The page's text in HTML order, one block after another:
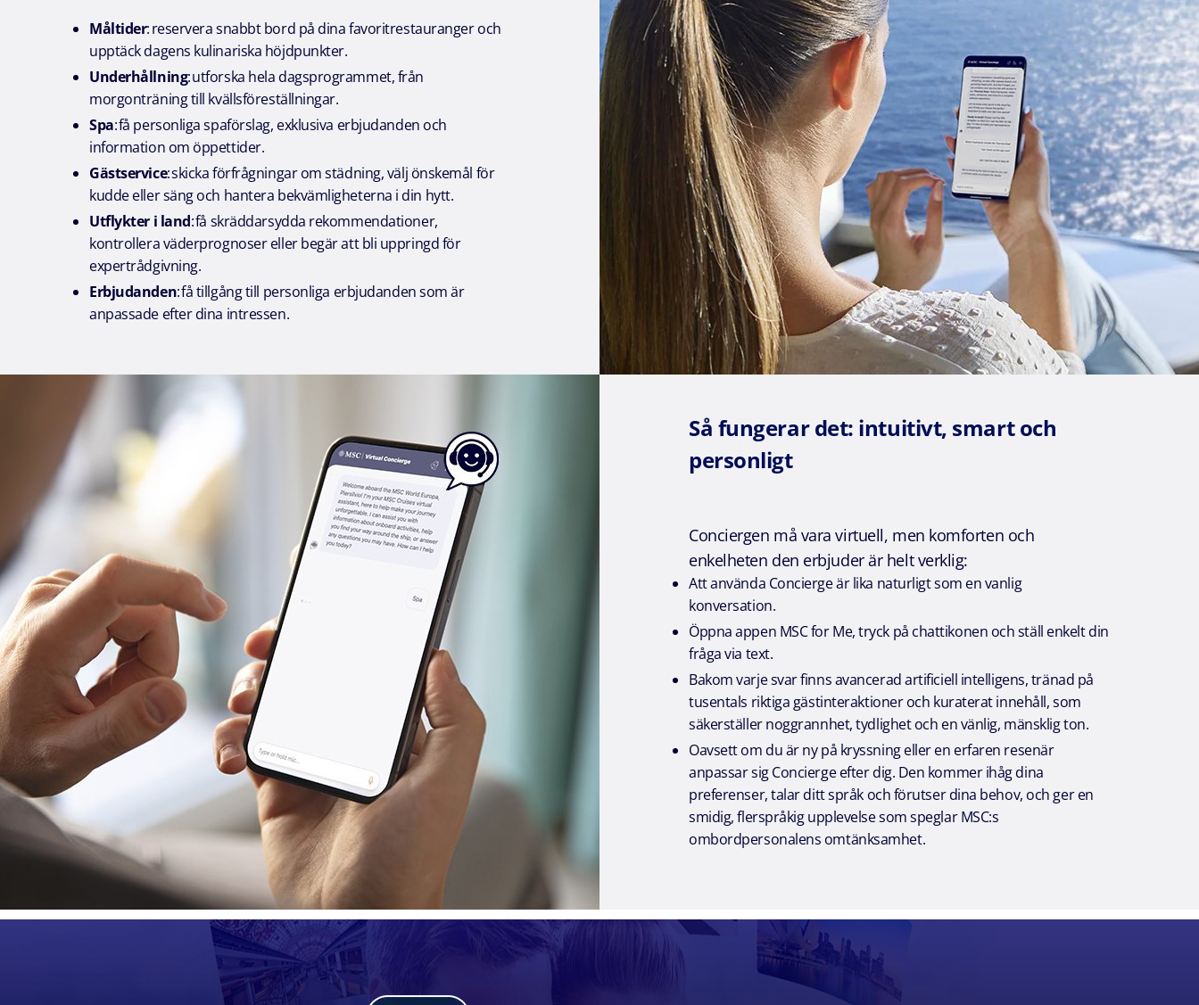
Måltider: reservera snabbt bord på dina favoritrestauranger och
upptäck dagens kulinariska höjdpunkter.
Underhållning: utforska hela dagsprogrammet, från
morgonträning till kvällsföreställningar.
Spa: få personliga spaförslag, exklusiva erbjudanden och
information om öppettider.
Gästservice: skicka förfrågningar om städning, välj önskemål för
kudde eller säng och hantera bekvämligheterna i din hytt.
Utflykter i land: få skräddarsydda rekommendationer,
kontrollera väderprognoser eller begär att bli uppringd för
expertrådgivning.
Erbjudanden: få tillgång till personliga erbjudanden som är
anpassade efter dina intressen.
Så fungerar det: intuitivt, smart och
personligt
Conciergen må vara virtuell, men komforten och
enkelheten den erbjuder är helt verklig:
Att använda Concierge är lika naturligt som en vanlig
konversation.
Öppna appen MSC for Me, tryck på chattikonen och ställ enkelt din
fråga via text.
Bakom varje svar finns avancerad artificiell intelligens, tränad på
tusentals riktiga gästinteraktioner och kuraterat innehåll, som
säkerställer noggrannhet, tydlighet och en vänlig, mänsklig ton.
Oavsett om du är ny på kryssning eller en erfaren resenär
anpassar sig Concierge efter dig. Den kommer ihåg dina
preferenser, talar ditt språk och förutser dina behov, och ger en
smidig, flerspråkig upplevelse som speglar MSC:s
ombordpersonalens omtänksamhet.